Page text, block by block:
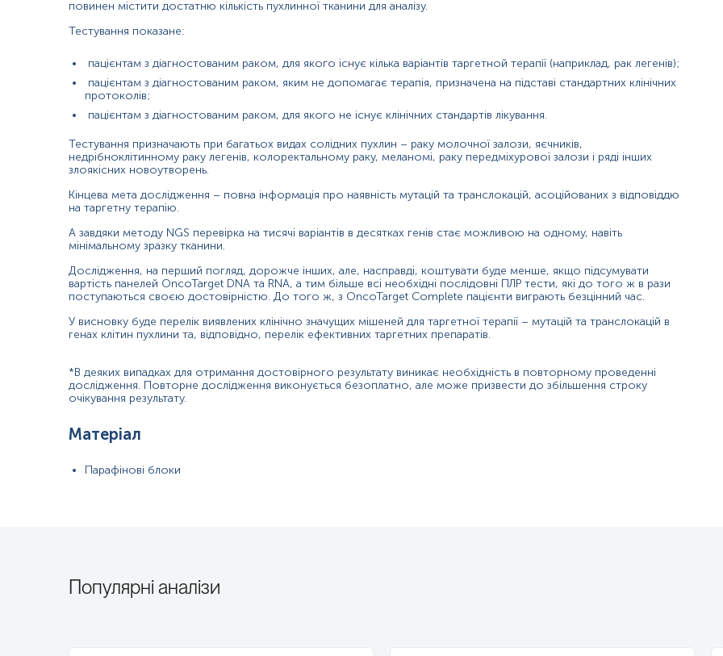
повинен містити достатню кількість пухлинної тканини для аналізу.
Тестування показане:
пацієнтам з діагностованим раком, для якого існує кілька варіантів таргетной терапії (наприклад, рак легенів);
пацієнтам з діагностованим раком, яким не допомагає терапія, призначена на підставі стандартних клінічних
протоколів;
пацієнтам з діагностованим раком, для якого не існує клінічних стандартів лікування.
Тестування призначають при багатьох видах солідних пухлин – раку молочної залози, яєчників,
недрібноклітинному раку легенів, колоректальному раку, меланомі, раку передміхурової залози і ряді інших
злоякісних новоутворень.
Кінцева мета дослідження – повна інформація про наявність мутацій та транслокацій, асоційованих з відповіддю
на таргетну терапію.
А завдяки методу NGS перевірка на тисячі варіантів в десятках генів стає можливою на одному, навіть
мінімальному зразку тканини.
Дослідження, на перший погляд, дорожче інших, але, насправді, коштувати буде менше, якщо підсумувати
вартість панелей OncoTarget DNA та RNA, а тим більше всі необхідні послідовні ПЛР тести, які до того ж в рази
поступаються своєю достовірністю. До того ж, з OncoTarget Complete пацієнти виграють безцінний час.
У висновку буде перелік виявлених клінічно значущих мішеней для таргетної терапії – мутацій та транслокацій в
генах клітин пухлини та, відповідно, перелік ефективних таргетних препаратів.
*В деяких випадках для отримання достовірного результату виникає необхідність в повторному проведенні
дослідження. Повторне дослідження виконується безоплатно, але може призвести до збільшення строку
очікування результату.
Матеріал
Парафінові блоки
Популярні аналізи